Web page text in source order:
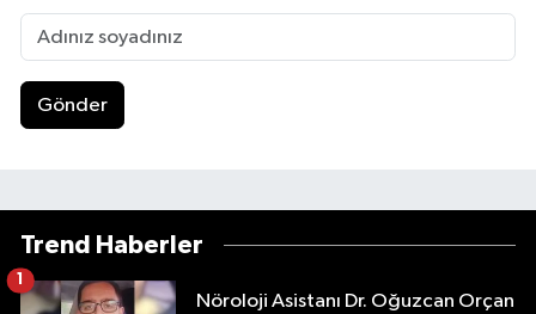
Gönder
Trend Haberler
Nöroloji Asistanı Dr. Oğuzcan Orçan
1